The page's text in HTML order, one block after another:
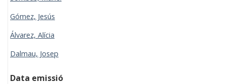
Gómez, Jesús
Álvarez, Alícia
Dalmau, Josep
Data emissió